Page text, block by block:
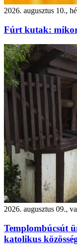
2026. augusztus 10.,
Fúrt kutak: mikor
2026. augusztus 09.,
Templombúcsút
katolikus